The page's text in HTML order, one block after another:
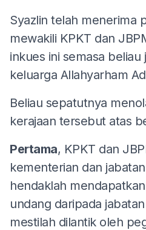
Syazlin telah menerima
mewakili KPKT dan
inkues ini semasa
keluarga Allahyarham
Beliau sepatutnya
kerajaan tersebut atas
Pertama, KPKT dan
kementerian dan
hendaklah
undang daripada
mestilah dilantik oleh